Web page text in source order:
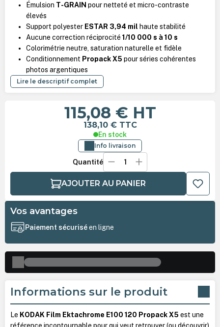
Émulsion T-GRAIN pour netteté et micro-contraste
élevés
Support polyester ESTAR 3,94 mil haute stabilité
Aucune correction réciprocité 1/10 000 s à 10 s
Colorimétrie neutre, saturation naturelle et fidèle
Conditionnement Propack X5 pour séries cohérentes
photos argentiques
Lire le descriptif complet
115,08 € HT
138,10 € TTC
En stock
Info livraison
Quantité
AJOUTER AU PANIER
Vos avantages
Paiement sécuriséen ligne
Informations sur le produit
Le KODAK Film Ektachrome E100 120 Propack X5 est une